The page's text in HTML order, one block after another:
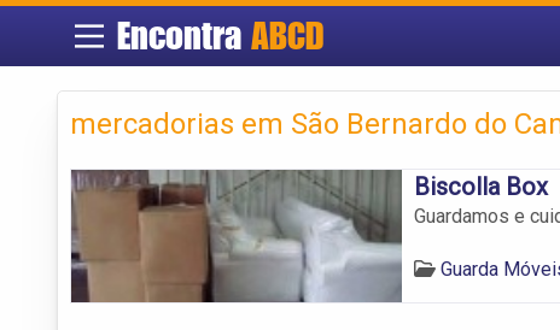
Encontra ABCD
mercadorias em São Bernardo do
Biscolla Box
Guardamos e
Guarda